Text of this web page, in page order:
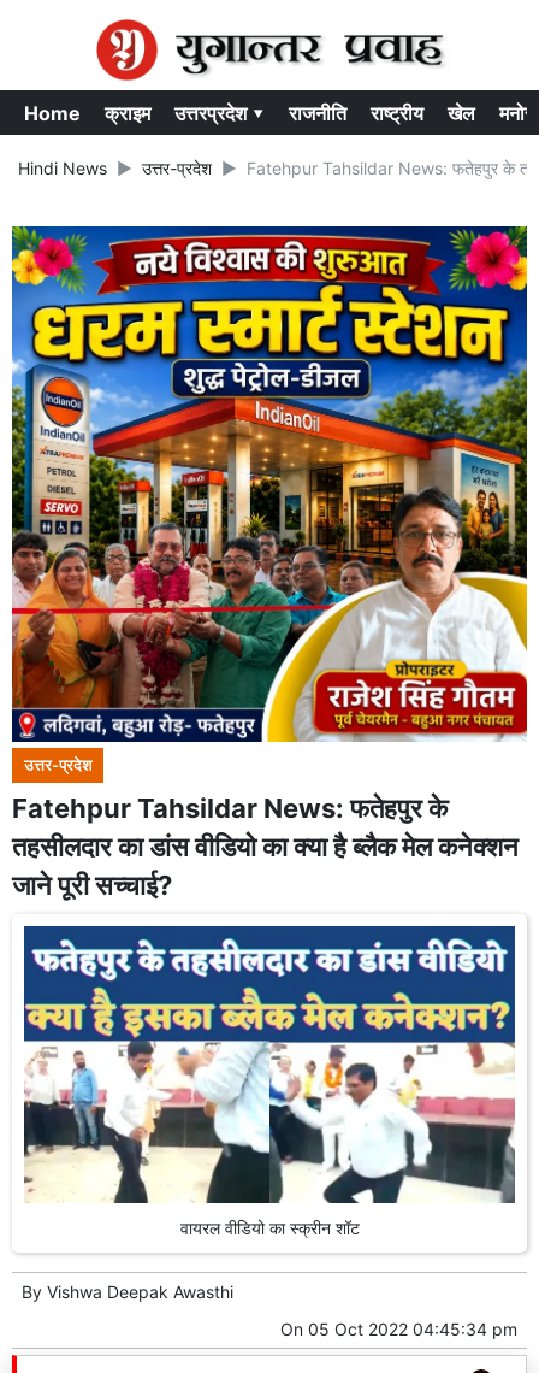
Home क्राइम उत्तरप्रदेश ▾ राजनीति राष्ट्रीय खेल
Hindi News उत्तर-प्रदेश Fatehpur Tahsildar News: फतेहपुर के
उत्तर-प्रदेश
Fatehpur Tahsildar News: फतेहपुर के
तहसीलदार का डांस वीडियो का क्या है ब्लैक मेल कनेक्शन
जाने पूरी सच्चाई?
वायरल वीडियो का स्क्रीन शॉट
By Vishwa Deepak Awasthi
On 05 Oct 2022 04:45:34 pm